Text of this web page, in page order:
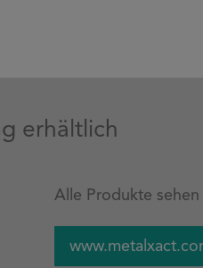
erhältlich
Alle Produkte sehen